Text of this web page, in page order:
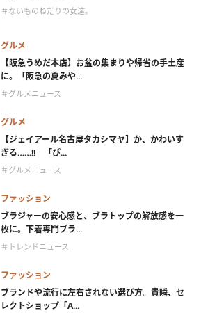
＃ないものねだりの女達。
グルメ
【阪急うめだ本店】お盆の集まりや帰省の手土産
に。「阪急の夏みや...
＃グルメニュース
グルメ
【ジェイアール名古屋タカシマヤ】か、かわいす
ぎる……!! 「ぴ...
＃グルメニュース
ファッション
ブラジャーの安心感と、ブラトップの解放感を一
枚に。下着専門ブラ...
＃トレンドニュース
ファッション
ブランドや流行に左右されない選び方。貴瞬、セ
レクトショップ「A...